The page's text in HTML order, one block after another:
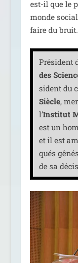
est-il que le
monde
faire du bruit.
Président
des
sident du
Siècle,
l’Institut
est un
et il est
qués
de sa